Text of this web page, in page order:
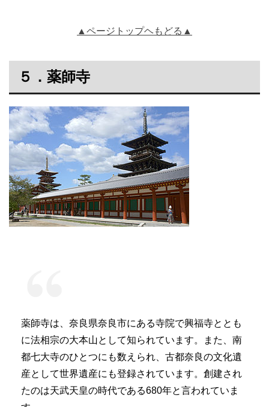
▲ページトップヘもどる▲
５．薬師寺
薬師寺は、奈良県奈良市にある寺院で興福寺ととも
に法相宗の大本山として知られています。また、南
都七大寺のひとつにも数えられ、古都奈良の文化遺
産として世界遺産にも登録されています。創建され
たのは天武天皇の時代である680年と言われていま